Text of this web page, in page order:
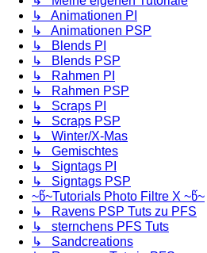
↳ Animationen PI
↳ Animationen PSP
↳ Blends PI
↳ Blends PSP
↳ Rahmen PI
↳ Rahmen PSP
↳ Scraps PI
↳ Scraps PSP
↳ Winter/X-Mas
↳ Gemischtes
↳ Signtags PI
↳ Signtags PSP
~წ~Tutorials Photo Filtre X ~წ~
↳ Ravens PSP Tuts zu PFS
↳ sternchens PFS Tuts
↳ Sandcreations